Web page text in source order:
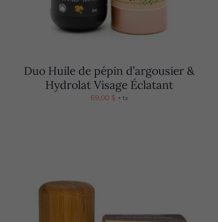
Duo Huile de pépin d’argousier &
Hydrolat Visage Éclatant
69,00 $ + tx